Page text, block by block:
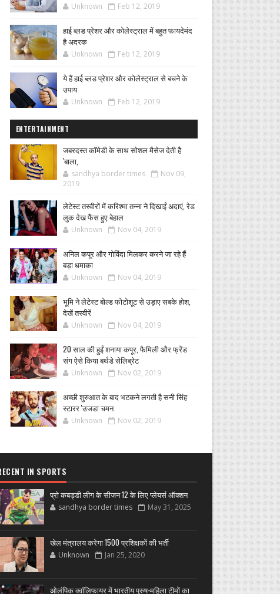
Unknown Feb 12, 2019
हाई ब्लड प्रेशर और कोलेस्ट्राल में बहुत फायदेमंद
है अदरक
Unknown Feb 12, 2019
ये हैं हाई ब्लड प्रेशर और कोलेस्ट्राल से बचने के
उपाय
Unknown Feb 12, 2019
ENTERTAINMENT
जबरदस्त कॉमेडी के साथ सोशल मैसेज देती है
'बाला,
sandhya border times
Nov 09,
2019
लेटेस्ट तस्वीरों में करिश्मा तन्ना ने दिखाईं अदाएं, रेड
लुक देख फैंस हुए बेहाल
Unknown Nov 04, 2019
अनिल कपूर और गोविंदा मिलकर करने जा रहे हैं
बड़ा धमाका
Unknown Nov 04, 2019
भूमि ने लेटेस्ट बोल्ड फोटोशूट से उड़ाए सबके होश,
देखें तस्वीरें
Unknown Nov 04, 2019
20 साल की हुईं शनाया कपूर, फैमिली और फ्रेंड
संग ऐसे किया बर्थडे सेलिब्रेट
Unknown Nov 02, 2019
अच्छी शुरुआत के बाद भटकने लगती है सनी सिंह
स्टारर 'उजडा चमन
Unknown Nov 02, 2019
IN SPORTS
प्रो कबड्डी लीग के सीजन 12 के लिए प्लेयर्स ऑक्शन
sandhya border times May 31, 2025
खेल मंत्रालय करेगा 1500 प्रशिक्षकों की भर्ती
Unknown Jan 25, 2020
ओलंपिक क्वॉलिफायर में भारतीय पुरुष-महिला टीमों का